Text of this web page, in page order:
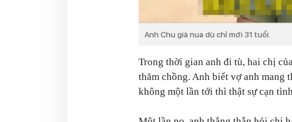
Anh Chu già nua dù chỉ mới 31 tuổi.
Trong thời gian anh đi tù, hai chị
thăm chồng. Anh biết vợ anh mang
không một lần tới thì thật sự cạn